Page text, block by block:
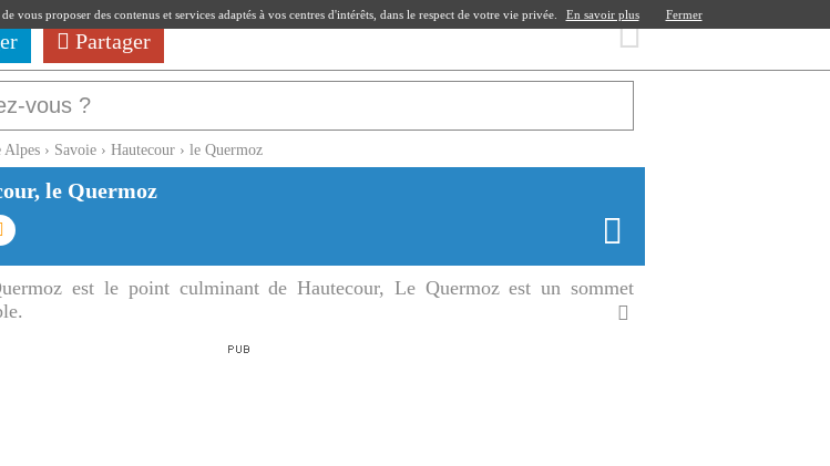
Partager
Alpes › Savoie › Hautecour › le Quermoz
le Quermoz
est le point culminant de Hautecour, Le Quermoz est un sommet
proposer des contenus et services adaptés à vos centres d'intérêts, dans le respect de votre vie privée. En savoir plus Fermer